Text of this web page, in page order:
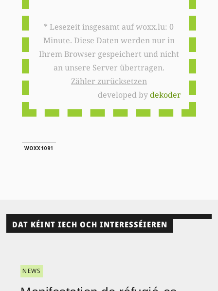
* Lesezeit insgesamt auf woxx.lu: 0
Minute. Diese Daten werden nur in
Ihrem Browser gespeichert und nicht
an unsere Server übertragen.
Zähler zurücksetzen
developed bydekoder
WOXX1091
DAT KÉINT IECH OCH INTERESSÉIEREN
NEWS